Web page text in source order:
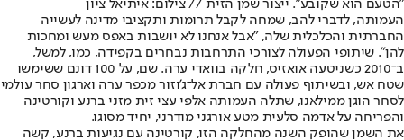
"הטעם הוא שקובע". ייצור שמן הזית // צילום: איתיאל ציון
העמותה, לדברי להב, שמחה לקבל תרומות ותקציבי מדינה לעשייה
החברתית והכלכלית שלה, "אבל אנחנו לא יושבות באפס מעש ומחכות
להן". שיתופי הפעולה לצורכי התרחבות נבחרים בקפידה, כמו, למשל,
ב־2010 כשניטעה אואזיס, חלקה בוואדי ערה. שם, על 100 דונם ששימשו
שטח אש, ובשיתוף פעולה עם חברת אל־ג'וזור מכפר ערה וארגון סחר עולמי
לסחר הוגן ממילאנו, שתלה העמותה אלפי עצי זית מזני ברנע וקורטינה
והפריחה על אדמה סלעית מטע אורגני מודרני, יחיד מסוגו.
את השמן שהופק השנה מהחלקה הזו, קורטינה עם נגיעות ברנע, קשה